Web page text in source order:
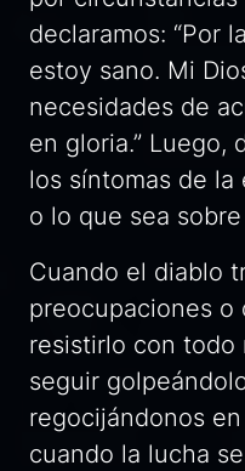
declaramos: “Por
estoy sano. Mi
necesidades de
en gloria.” Luego,
los síntomas de la
o lo que sea
Cuando el diablo
preocupaciones o
resistirlo con todo
seguir
regocijándonos
cuando la lucha